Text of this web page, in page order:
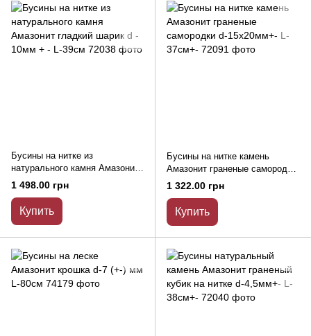
Бусины на нитке из
натурального камня Амазонит
гладкий шарик d - 10мм + - L-
1 498.00 грн
Купить
Бусины на нитке камень
Амазонит граненые самородки
d-15х20мм+- L-37см+-
1 322.00 грн
Купить